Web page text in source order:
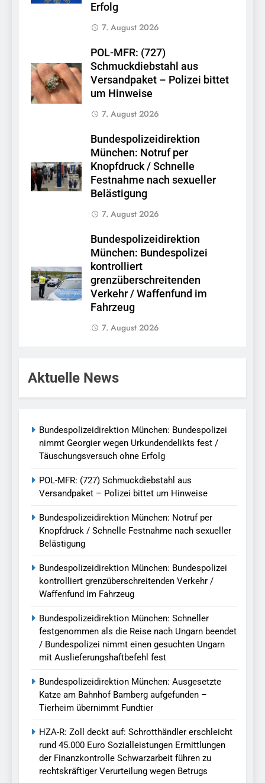
Erfolg
7. August 2026
POL-MFR: (727)
Schmuckdiebstahl aus
Versandpaket – Polizei bittet
um Hinweise
7. August 2026
Bundespolizeidirektion
München: Notruf per
Knopfdruck / Schnelle
Festnahme nach sexueller
Belästigung
7. August 2026
Bundespolizeidirektion
München: Bundespolizei
kontrolliert
grenzüberschreitenden
Verkehr / Waffenfund im
Fahrzeug
7. August 2026
Aktuelle News
Bundespolizeidirektion München: Bundespolizei
nimmt Georgier wegen Urkundendelikts fest /
Täuschungsversuch ohne Erfolg
POL-MFR: (727) Schmuckdiebstahl aus
Versandpaket – Polizei bittet um Hinweise
Bundespolizeidirektion München: Notruf per
Knopfdruck / Schnelle Festnahme nach sexueller
Belästigung
Bundespolizeidirektion München: Bundespolizei
kontrolliert grenzüberschreitenden Verkehr /
Waffenfund im Fahrzeug
Bundespolizeidirektion München: Schneller
festgenommen als die Reise nach Ungarn beendet
/ Bundespolizei nimmt einen gesuchten Ungarn
mit Auslieferungshaftbefehl fest
Bundespolizeidirektion München: Ausgesetzte
Katze am Bahnhof Bamberg aufgefunden –
Tierheim übernimmt Fundtier
HZA-R: Zoll deckt auf: Schrotthändler erschleicht
rund 45.000 Euro Sozialleistungen Ermittlungen
der Finanzkontrolle Schwarzarbeit führen zu
rechtskräftiger Verurteilung wegen Betrugs